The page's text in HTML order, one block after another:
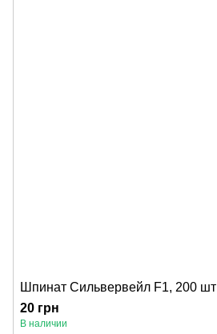
Шпинат Сильвервейл F1, 200 шт
20 грн
В наличии